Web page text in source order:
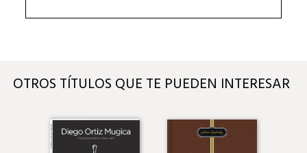
OTROS TÍTULOS QUE TE PUEDEN INTERESAR